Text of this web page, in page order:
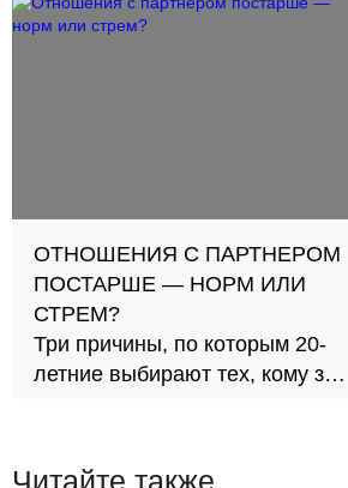
ОТНОШЕНИЯ С ПАРТНЕРОМ
ПОСТАРШЕ — НОРМ ИЛИ
СТРЕМ?
Три причины, по которым 20-
летние выбирают тех, кому за
Читайте также